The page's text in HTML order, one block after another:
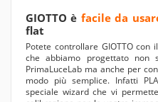
GIOTTO è facile da
flat
Potete controllare GIOTTO con
che abbiamo progettato non
PrimaLuceLab ma anche per
modo più semplice. Infatti
speciale wizard che vi